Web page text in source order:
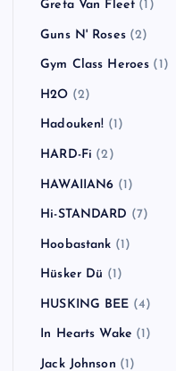
Greta Van Fleet (1)
Guns N' Roses(2)
Gym Class Heroes (1)
H2O (2)
Hadouken! (1)
HARD-Fi (2)
HAWAIIAN6 (1)
Hi-STANDARD (7)
Hoobastank (1)
Hüsker Dü (1)
HUSKING BEE (4)
In Hearts Wake (1)
Jack Johnson (1)